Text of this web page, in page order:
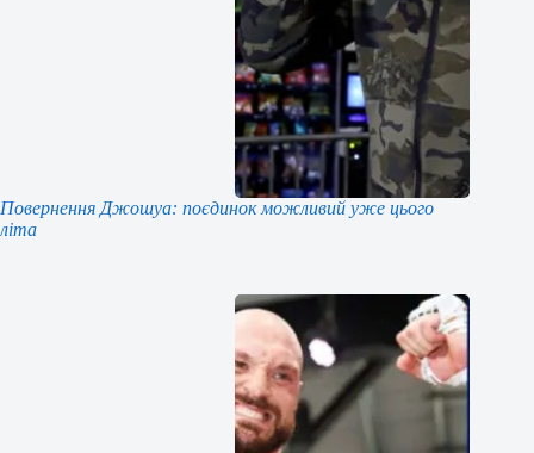
Повернення Джошуа: поєдинок можливий уже цього
літа